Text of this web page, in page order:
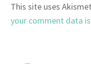
This site uses
your comment data